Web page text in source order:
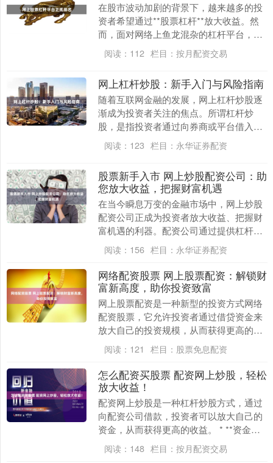
在股市波动加剧的背景下，越来越多的投
资者希望通过**股票杠杆**放大收益。然
而，面对网络上鱼龙混杂的杠杆平台，如
何选择正规、安全的平台成为关键。本文
将基于行业监....
阅读： 112 栏目： 按月配资交易
网上杠杆炒股：新手入门与风险指南
随着互联网金融的发展，网上杠杆炒股逐
渐成为投资者关注的焦点。所谓杠杆炒
股，是指投资者通过向券商或平台借入资
金，以放大投资本金进行股票交易的方
式。对于新手而言，了....
阅读： 123 栏目： 永华证券配资
股票新手入市 网上炒股配资公司：助
您放大收益，把握财富机遇
在当今瞬息万变的金融市场中，网上炒股
配资公司正成为投资者放大收益、把握财
富机遇的利器。配资公司通过提供杠杆资
金，让投资者以较小的本金撬动更大的资
金股票新手入市，....
阅读： 156 栏目： 永华证券配资
网络配资股票 网上股票配资：解锁财
富新高度，助你投资致富
网上股票配资是一种新型的投资方式网络
配资股票，它允许投资者通过借贷资金来
放大自己的投资规模，从而获得更高的收
益。与传统投资相比，网上股票配资具有
以下优势： * ....
阅读： 121 栏目： 股票免息配资
怎么配资买股票 配资网上炒股，轻松
放大收益！
配资网上炒股是一种杠杆炒股方式，通过
向配资公司借款，投资者可以放大自己的
资金，从而获得更高的收益。 * **资金倍
增：**配资炒股网可以让你借贷资金，从
而放大你....
阅读： 148 栏目： 按月配资交易